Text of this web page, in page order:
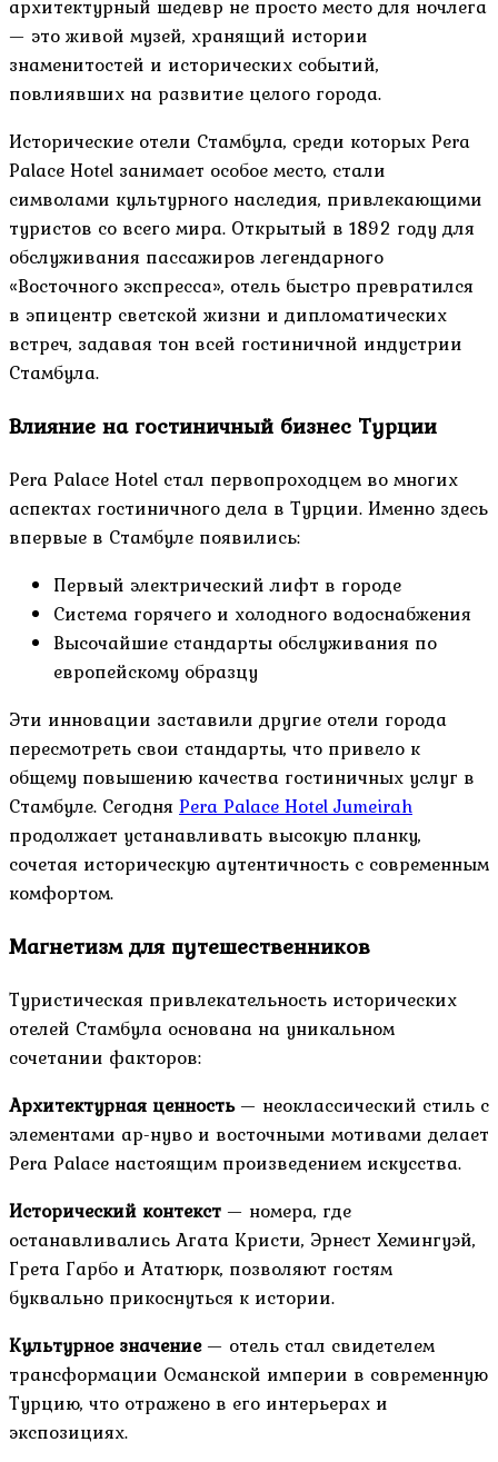
архитектурный шедевр не просто место для ночлега
— это живой музей, хранящий истории
знаменитостей и исторических событий,
повлиявших на развитие целого города.
Исторические отели Стамбула, среди которых Pera
Palace Hotel занимает особое место, стали
символами культурного наследия, привлекающими
туристов со всего мира. Открытый в 1892 году для
обслуживания пассажиров легендарного
«Восточного экспресса», отель быстро превратился
в эпицентр светской жизни и дипломатических
встреч, задавая тон всей гостиничной индустрии
Стамбула.
Влияние на гостиничный бизнес Турции
Pera Palace Hotel стал первопроходцем во многих
аспектах гостиничного дела в Турции. Именно здесь
впервые в Стамбуле появились:
Первый электрический лифт в городе
Система горячего и холодного водоснабжения
Высочайшие стандарты обслуживания по
европейскому образцу
Эти инновации заставили другие отели города
пересмотреть свои стандарты, что привело к
общему повышению качества гостиничных услуг в
Стамбуле. СегодняPera Palace Hotel Jumeirah
продолжает устанавливать высокую планку,
сочетая историческую аутентичность с современным
комфортом.
Магнетизм для путешественников
Туристическая привлекательность исторических
отелей Стамбула основана на уникальном
сочетании факторов:
Архитектурная ценность— неоклассический стиль с
элементами ар-нуво и восточными мотивами делает
Pera Palace настоящим произведением искусства.
Исторический контекст — номера, где
останавливались Агата Кристи, Эрнест Хемингуэй,
Грета Гарбо и Ататюрк, позволяют гостям
буквально прикоснуться к истории.
Культурное значение— отель стал свидетелем
трансформации Османской империи в современную
Турцию, что отражено в его интерьерах и
экспозициях.